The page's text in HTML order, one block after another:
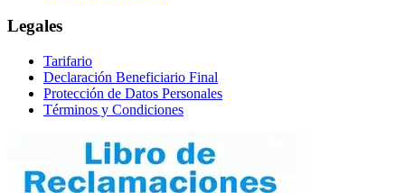
Legales
Tarifario
Declaración Beneficiario Final
Protección de Datos Personales
Términos y Condiciones